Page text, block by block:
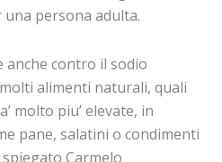
persona adulta.
anche contro il sodio
alimenti naturali, quali
molto piu’ elevate, in
pane, salatini o condimenti
Carmelo